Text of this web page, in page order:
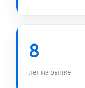
Защита
Замена
8
лет на рынке